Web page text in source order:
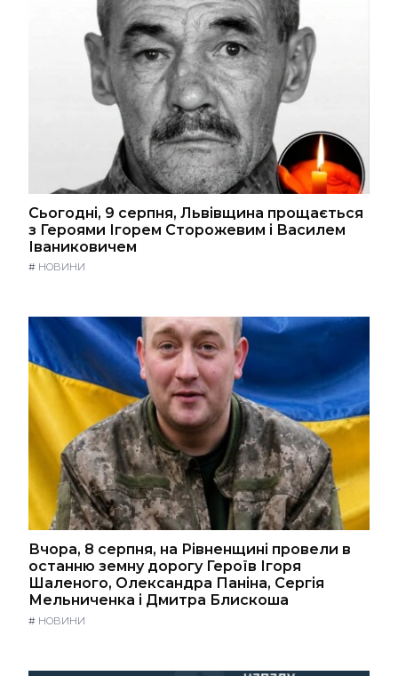
Сьогодні, 9 серпня, Львівщина прощається
з Героями Ігорем Сторожевим і Василем
Іваниковичем
# НОВИНИ
Вчора, 8 серпня, на Рівненщині провели в
останню земну дорогу Героїв Ігоря
Шаленого, Олександра Паніна, Сергія
Мельниченка і Дмитра Блискоша
# НОВИНИ